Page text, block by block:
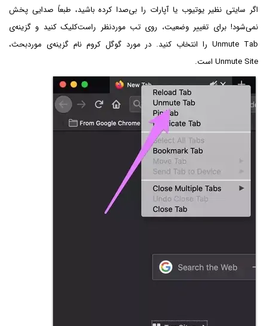
اگر سایتی نظیر یوتیوب یا آپارات را بی‌صدا کرده باشید، طبعاً صدایی پخش
نمی‌شود! برای تغییر وضعیت، روی تب موردنظر راست‌کلیک کنید و گزینه‌ی
Unmute Tab را انتخاب کنید. در مورد گوگل کروم نام گزینه‌ی موردبحث،
Unmute Site است.